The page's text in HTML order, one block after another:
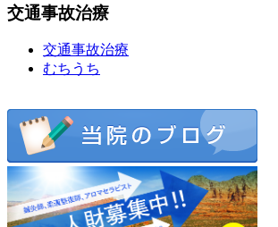
交通事故治療
交通事故治療
むちうち